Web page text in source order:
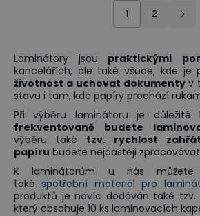
1 2
Laminátory jsou praktickými
kancelářích, ale také všude, kde je
životnost a uchovat dokumentyv
stavu i tam, kde papíry prochází
Při výběru laminátoru je
frekventovaně budete
výběru také tzv. rychlost
papíru budete nejčastěji
K laminátorům u nás můžete
také spotřební materiál pro
produktů je navíc dodáván také tzv.
který obsahuje 10 ks laminovacích